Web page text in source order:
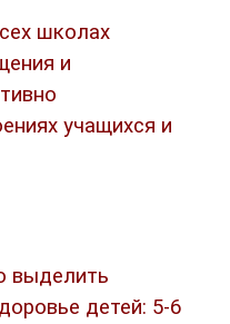
школах
и
учащихся и
выделить
детей: 5-6